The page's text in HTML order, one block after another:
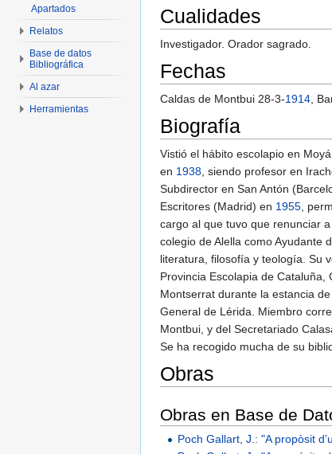
Cualidades
Investigador. Orador sagrado.
Fechas
Caldas de Montbui 28-3-1914,
Biografía
Vistió el hábito escolapio en
en 1938, siendo profesor en
Subdirector en San Antón
Escritores (Madrid) en 1955,
cargo al que tuvo que renunciar
colegio de Alella como Ayudante
literatura, filosofía y teología. Su
Provincia Escolapia de
Montserrat durante la estancia
General de Lérida. Miembro
Montbui, y del Secretariado
Se ha recogido mucha de su
Obras
Obras en Base de
Poch Gallart, J.: "A propòsit
Apartados
Relatos
Base de datos
Bibliográfica
Al azar
Herramientas